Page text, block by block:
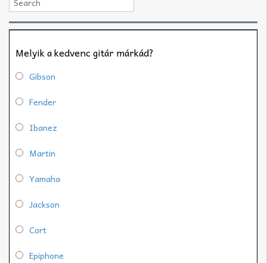
Melyik a kedvenc gitár márkád?
Gibson
Fender
Ibanez
Martin
Yamaha
Jackson
Cort
Epiphone